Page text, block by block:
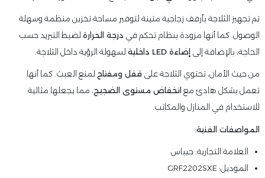
تم تجهيز الثلاجة بأرفف زجاجية متينة لتوفير مساحة تخزين منظمة وسهلة
الوصول. كما أنها مزودة بنظام تحكم في درجة الحرارة لضبط التبريد حسب
الحاجة، بالإضافة إلى إضاءة LED داخلية لسهولة الرؤية داخل الثلاجة.
من حيث الأمان، تحتوي الثلاجة على قفل ومفتاح لمنع العبث. كما أنها
تعمل بشكل هادئ مع انخفاض مستوى الضجيج، مما يجعلها مثالية
للاستخدام في المنازل والمكاتب.
المواصفات الفنية:
العلامة التجارية: جيباس
الموديل: GRF2202SXE